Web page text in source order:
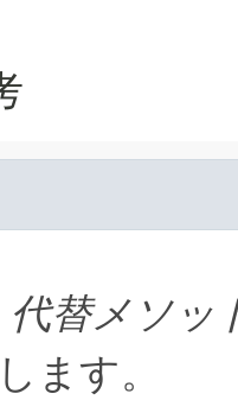
代替メソッ
ます。